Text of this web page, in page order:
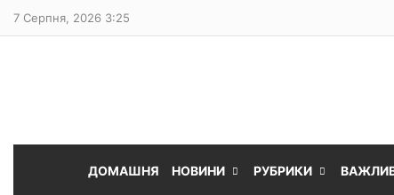
7 Серпня, 2026 3:25
ДОМАШНЯ НОВИНИ РУБРИКИ